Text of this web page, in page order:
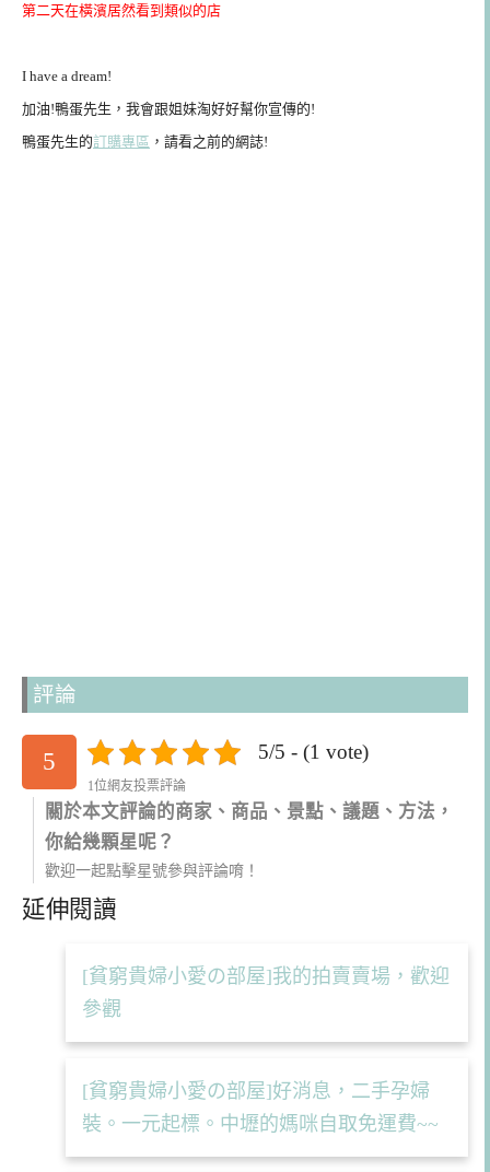
第二天在橫濱居然看到類似的店
I have a dream!
加油!鴨蛋先生，我會跟姐妹淘好好幫你宣傳的!
鴨蛋先生的訂購專區 ，請看之前的網誌!
評論
5 5/5 - (1 vote)
1位網友投票評論
關於本文評論的商家、商品、景點、議題、方法，
你給幾顆星呢？
歡迎一起點擊星號參與評論唷！
延伸閱讀
[貧窮貴婦小愛の部屋]我的拍賣賣場，歡迎
參觀
[貧窮貴婦小愛の部屋]好消息，二手孕婦
裝。一元起標。中壢的媽咪自取免運費~~